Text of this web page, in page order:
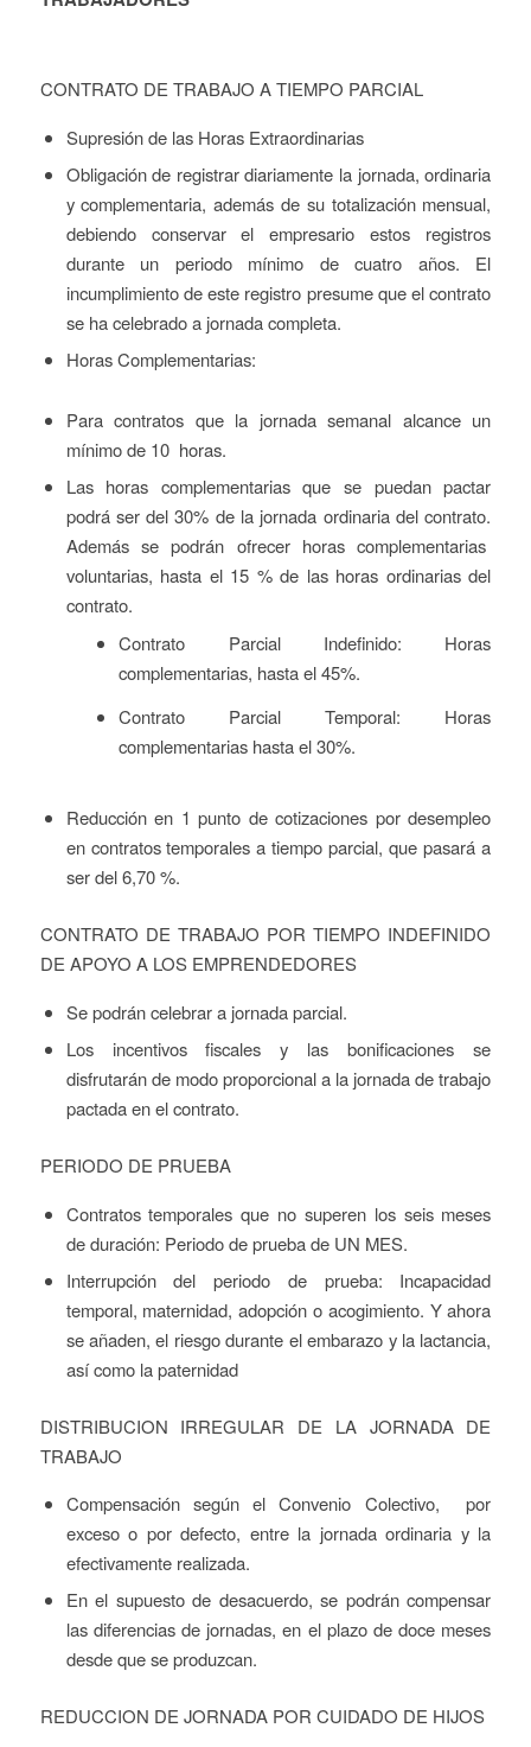
CONTRATO DE TRABAJO A TIEMPO PARCIAL
Supresión de las Horas Extraordinarias
Obligación de registrar diariamente la jornada, ordinaria
y complementaria, además de su totalización mensual,
debiendo conservar el empresario estos registros
durante un periodo mínimo de cuatro años. El
incumplimiento de este registro presume que el contrato
se ha celebrado a jornada completa.
Horas Complementarias:
Para contratos que la jornada semanal alcance un
mínimo de 10 horas.
Las horas complementarias que se puedan pactar
podrá ser del 30% de la jornada ordinaria del contrato.
Además se podrán ofrecer horas complementarias
voluntarias, hasta el 15 % de las horas ordinarias del
contrato.
Contrato Parcial Indefinido: Horas
complementarias, hasta el 45%.
Contrato Parcial Temporal: Horas
complementarias hasta el 30%.
Reducción en 1 punto de cotizaciones por desempleo
en contratos temporales a tiempo parcial, que pasará a
ser del 6,70 %.
CONTRATO DE TRABAJO POR TIEMPO INDEFINIDO
DE APOYO A LOS EMPRENDEDORES
Se podrán celebrar a jornada parcial.
Los incentivos fiscales y las bonificaciones se
disfrutarán de modo proporcional a la jornada de trabajo
pactada en el contrato.
PERIODO DE PRUEBA
Contratos temporales que no superen los seis meses
de duración: Periodo de prueba de UN MES.
Interrupción del periodo de prueba: Incapacidad
temporal, maternidad, adopción o acogimiento. Y ahora
se añaden, el riesgo durante el embarazo y la lactancia,
así como la paternidad
DISTRIBUCION IRREGULAR DE LA JORNADA DE
TRABAJO
Compensación según el Convenio Colectivo, por
exceso o por defecto, entre la jornada ordinaria y la
efectivamente realizada.
En el supuesto de desacuerdo, se podrán compensar
las diferencias de jornadas, en el plazo de doce meses
desde que se produzcan.
REDUCCION DE JORNADA POR CUIDADO DE HIJOS